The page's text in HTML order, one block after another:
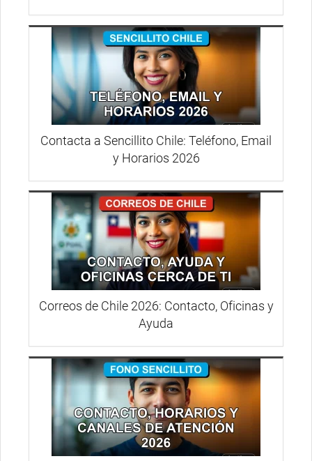
Contacta a Sencillito Chile: Teléfono, Email
y Horarios 2026
Correos de Chile 2026: Contacto, Oficinas y
Ayuda